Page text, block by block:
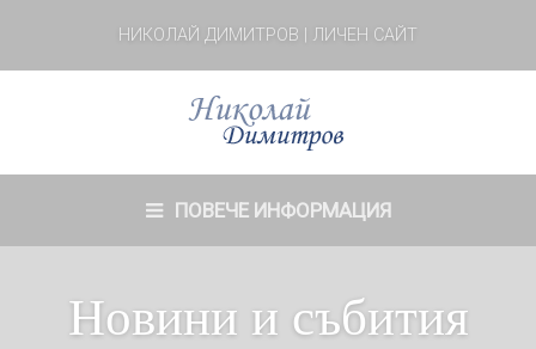
НИКОЛАЙ ДИМИТРОВ | ЛИЧЕН САЙТ
ПОВЕЧЕ ИНФОРМАЦИЯ
Новини и събития